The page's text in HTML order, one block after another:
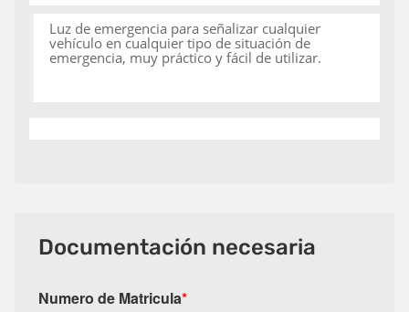
Luz de emergencia para señalizar cualquier
vehículo en cualquier tipo de situación de
emergencia, muy práctico y fácil de utilizar.
Documentación necesaria
Numero de Matricula*